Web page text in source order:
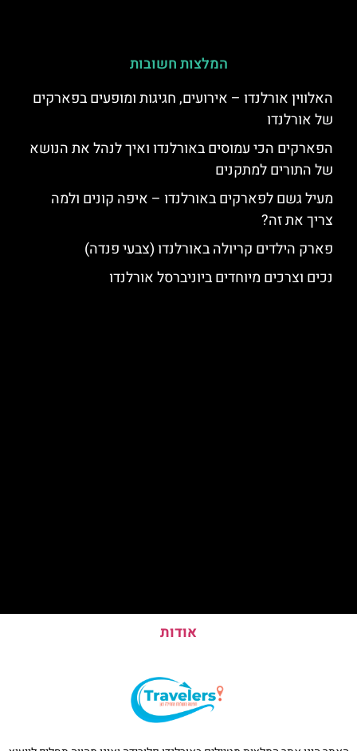
המלצות חשובות
האלווין אורלנדו – אירועים, חגיגות ומופעים בפארקים
של אורלנדו
הפארקים הכי עמוסים באורלנדו ואיך לנהל את הנושא
של התורים למתקנים
מעיל גשם לפארקים באורלנדו – איפה קונים ולמה
צריך את זה?
פארק הילדים קריולה באורלנדו (צבעי פנדה)
נכים וצרכים מיוחדים ביוניברסל אורלנדו
אודות